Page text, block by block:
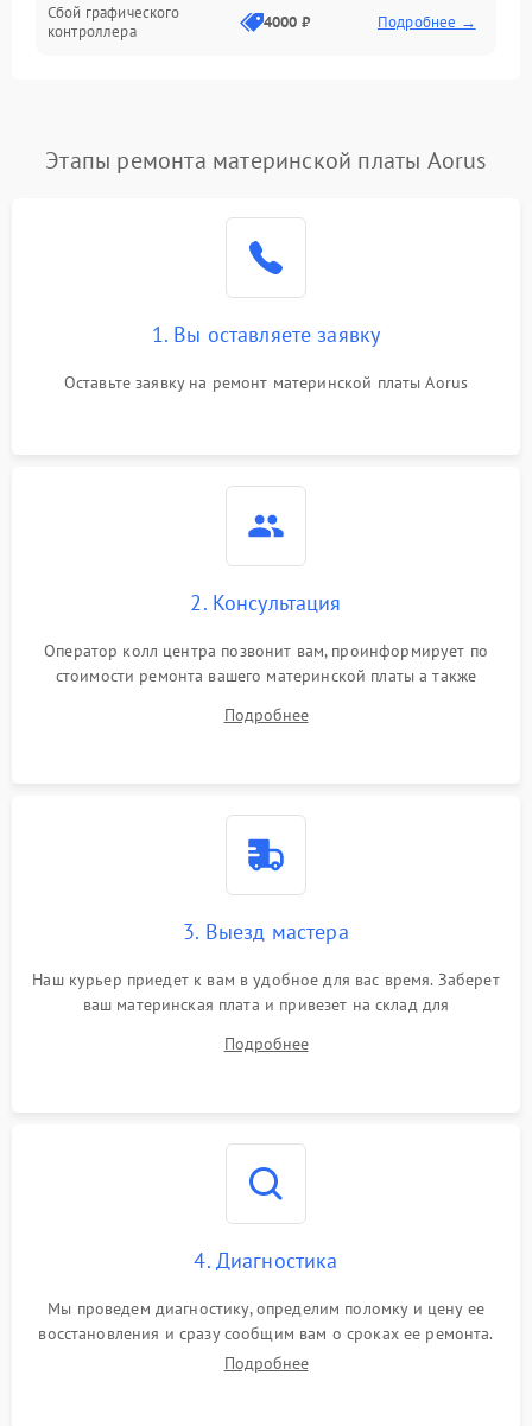
Сбой графического
контроллера
4000 ₽ Подробнее →
Этапы ремонта материнской платы Aorus
1. Вы оставляете заявку
Оставьте заявку на ремонт материнской платы Aorus
2. Консультация
Оператор колл центра позвонит вам, проинформирует по
стоимости ремонта вашего материнской платы а также
Подробнее
3. Выезд мастера
Наш курьер приедет к вам в удобное для вас время. Заберет
ваш материнская плата и привезет на склад для
Подробнее
4. Диагностика
Мы проведем диагностику, определим поломку и цену ее
восстановления и сразу сообщим вам о сроках ее ремонта.
Подробнее